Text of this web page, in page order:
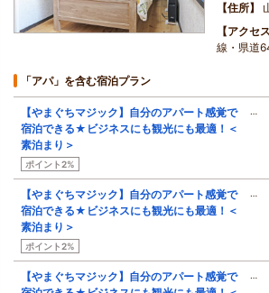
住所
アクセス
線・県道
「アパ」を含む宿泊プラン
【やまぐちマジック】自分のアパート感覚で
宿泊できる★ビジネスにも観光にも最適！＜
素泊まり＞
ポイント2%
…
【やまぐちマジック】自分のアパート感覚で
宿泊できる★ビジネスにも観光にも最適！＜
素泊まり＞
ポイント2%
…
【やまぐちマジック】自分のアパート感覚で
…